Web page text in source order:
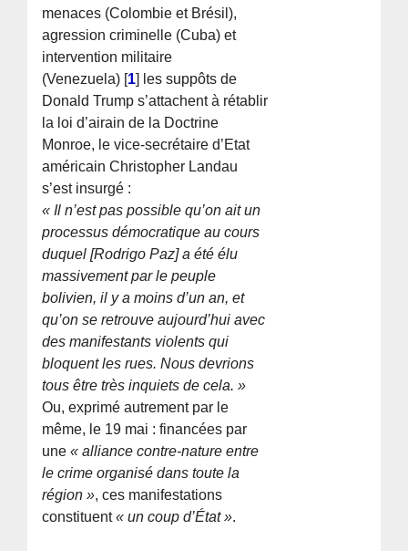
menaces (Colombie et Brésil),
agression criminelle (Cuba) et
intervention militaire
(Venezuela) [1] les suppôts de
Donald Trump s’attachent à rétablir
la loi d’airain de la Doctrine
Monroe, le vice-secrétaire d’Etat
américain Christopher Landau
s’est insurgé :
« Il n’est pas possible qu’on ait un
processus démocratique au cours
duquel [Rodrigo Paz] a été élu
massivement par le peuple
bolivien, il y a moins d’un an, et
qu’on se retrouve aujourd’hui avec
des manifestants violents qui
bloquent les rues. Nous devrions
tous être très inquiets de cela. »
Ou, exprimé autrement par le
même, le 19 mai : financées par
une« alliance contre-nature entre
le crime organisé dans toute la
région », ces manifestations
constituent« un coup d’État ».